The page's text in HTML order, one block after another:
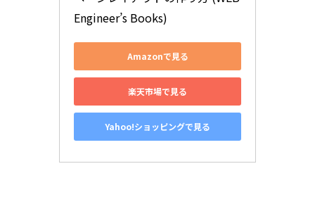
Engineer’s Books)
Amazonで見る
楽天市場で見る
Yahoo!ショッピングで見る